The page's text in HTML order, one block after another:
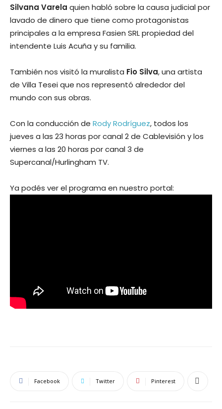
Silvana Varela quien habló sobre la causa judicial por
lavado de dinero que tiene como protagonistas
principales a la empresa Fasien SRL propiedad del
intendente Luis Acuña y su familia.
También nos visitó la muralista Fio Silva, una artista
de Villa Tesei que nos representó alrededor del
mundo con sus obras.
Con la conducción de Rody Rodríguez, todos los
jueves a las 23 horas por canal 2 de Cablevisión y los
viernes a las 20 horas por canal 3 de
Supercanal/Hurlingham TV.
Ya podés ver el programa en nuestro portal:
Facebook Twitter Pinterest